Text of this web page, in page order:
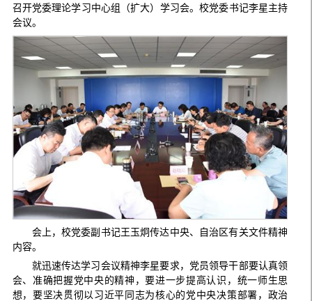
召开党委理论学习中心组（扩大）学习会。校党委书记李星主持
会议。
会上，校党委副书记王玉炯传达中央、自治区有关文件精神
内容。
就迅速传达学习会议精神李星要求，党员领导干部要认真领
会、准确把握党中央的精神，要进一步提高认识，统一师生思
想，要坚决贯彻以习近平同志为核心的党中央决策部署，政治